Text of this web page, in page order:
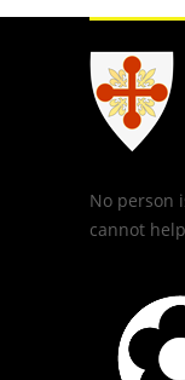
No person
cannot